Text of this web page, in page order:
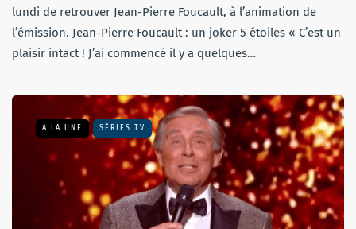
lundi de retrouver Jean-Pierre Foucault, à l’animation de
l’émission. Jean-Pierre Foucault : un joker 5 étoiles « C’est un
plaisir intact ! J’ai commencé il y a quelques…
A LA UNE SÉRIES TV